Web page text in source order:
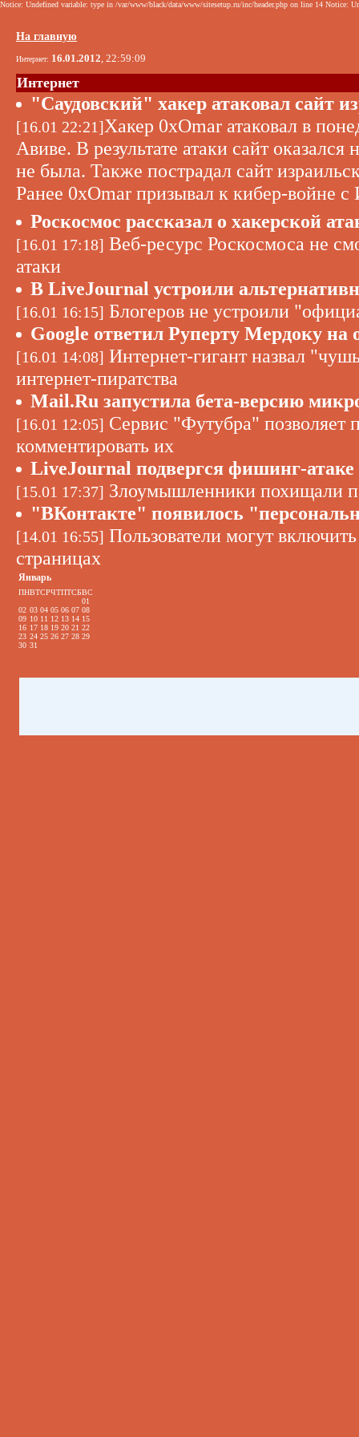
Notice: Undefined variable: type in /var/www/black/data/www/sitesetup.ru/inc/header.php on line 14 Notice:
На главную
Интернет: 16.01.2012, 22:59:09
Интернет
"Саудовский" хакер атаковал сайт
[16.01 22:21]Хакер 0xOmar атаковал в
Авиве. В результате атаки сайт
не была. Также пострадал сайт
Ранее 0xOmar призывал к кибер-войне с
Роскосмос рассказал о хакерской
[16.01 17:18] Веб-ресурс Роскосмоса не
атаки
В LiveJournal устроили
[16.01 16:15] Блогеров не устроили
Google ответил Руперту Мердоку на
[16.01 14:08] Интернет-гигант назвал
интернет-пиратства
Mail.Ru запустила бета-версию
[16.01 12:05] Сервис "Футубра" позволяет
комментировать их
LiveJournal подвергся фишинг-атаке
[15.01 17:37] Злоумышленники похищали
"ВКонтакте" появилось
[14.01 16:55] Пользователи могут
страницах
Январь
ПНВТСРЧТПТСБВС
01
02 03 04 05 06 07 08
09 10 11 12 13 14 15
16 17 18 19 20 21 22
23 24 25 26 27 28 29
30 31